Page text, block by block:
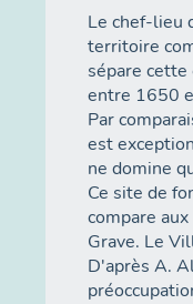
Le chef-lieu
territoire
sépare cette
entre 1650
Par
est
ne domine
Ce site de
compare
Grave. Le
D'après A.